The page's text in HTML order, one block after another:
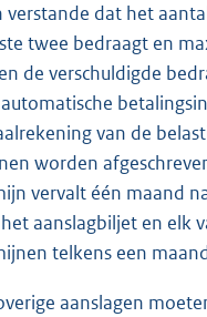
verstande dat het
twee bedraagt en
de verschuldigde
van de
worden
vervalt één maand
aanslagbiljet en elk
telkens een
aanslagen